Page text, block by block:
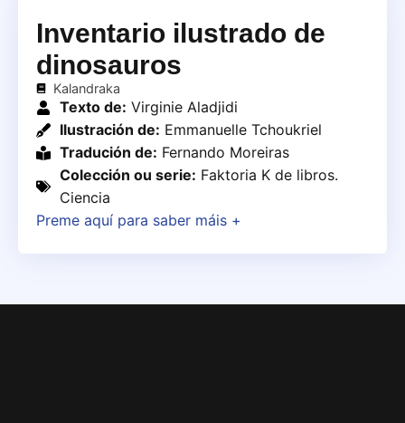
Inventario ilustrado de
dinosauros
Kalandraka
Texto de: Virginie Aladjidi
Ilustración de: Emmanuelle Tchoukriel
Tradución de: Fernando Moreiras
Colección ou serie: Faktoria K de libros.
Ciencia
Preme aquí para saber máis +